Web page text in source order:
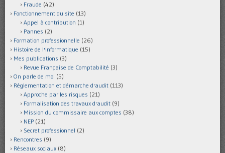
Fraude (42)
Fonctionnement du site (13)
Appel à contribution (1)
Pannes (2)
Formation professionnelle (26)
Histoire de l'informatique (15)
Mes publications (3)
Revue Française de Comptabilité (3)
On parle de moi (5)
Réglementation et démarche d'audit (113)
Approche par les risques (21)
Formalisation des travaux d'audit (9)
Mission du commissaire aux comptes (38)
NEP (21)
Secret professionnel (2)
Rencontres (9)
Réseaux sociaux (8)